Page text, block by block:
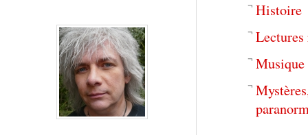
Histoire
Lectures
Musique